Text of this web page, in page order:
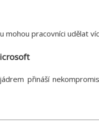
mohou pracovníci udělat
přináší